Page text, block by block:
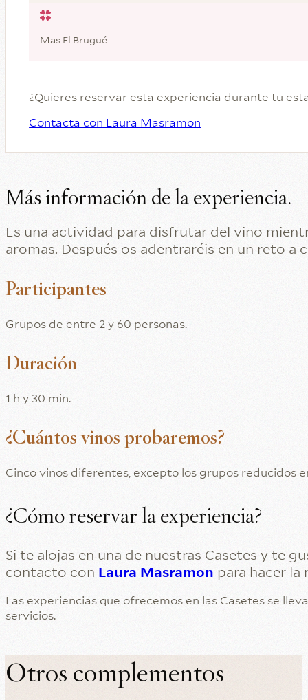
Mas El Brugué
¿Quieres reservar esta experiencia durante tu
Contacta con Laura Masramon
Más información de la experiencia.
Es una actividad para disfrutar del vino
aromas. Después os adentraréis en un reto
Participantes
Grupos de entre 2 y 60 personas.
Duración
1 h y 30 min.
¿Cuántos vinos probaremos?
Cinco vinos diferentes, excepto los grupos reducidos
¿Cómo reservar la experiencia?
Si te alojas en una de nuestras Casetes y te
contacto con Laura Masramon para hacer la
Las experiencias que ofrecemos en las Casetes se
servicios.
Otros complementos